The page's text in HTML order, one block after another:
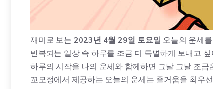
재미로 보는 2023년 4월 29일 토요일 오늘의 운세
반복되는 일상 속 하루를 조금 더 특별하게 보내고
하루의 시작을 나의 운세와 함께하면 그날 그날 조
꼬모정에서 제공하는 오늘의 운세는 즐거움을 최우